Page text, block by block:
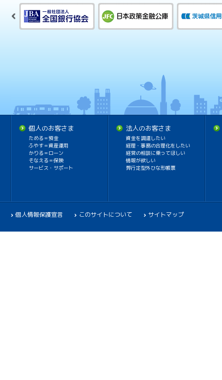
個人のお客さま
ためる＝預金
ふやす＝資産運用
かりる＝ローン
そなえる＝保険
サービス・サポート
法人のお客さま
資金を調達したい
経理・事務の合理化をしたい
経営の相談に乗ってほしい
情報が欲しい
弊行定型外ひな形帳票
個人情報保護宣言 このサイトについて サイトマップ